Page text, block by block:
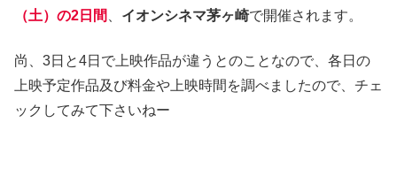
（土）の2日間 、 イオンシネマ茅ヶ崎で開催されます。
尚、3日と4日で上映作品が違うとのことなので、各日の
上映予定作品及び料金や上映時間を調べましたので、チェ
ックしてみて下さいねー